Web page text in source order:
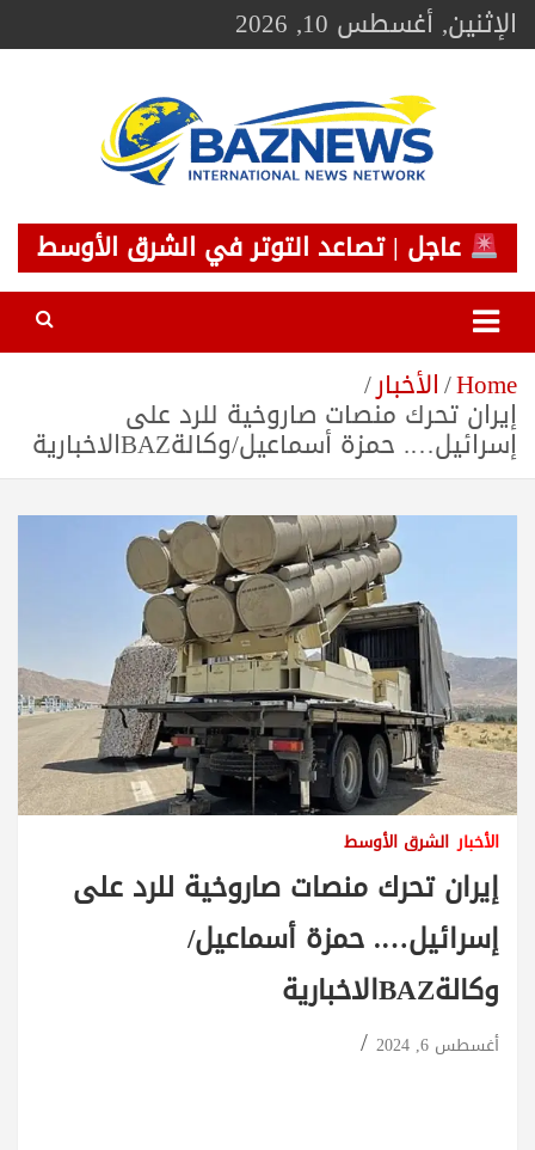
Skip
toالإثنين, أغسطس 10, 2026
BAZNEWS
شبكة باز الإخبارية
عاجل | تصاعد التوتر في الشرق الأوسط
Home الأخبار
إيران تحرك منصات صاروخية للرد على
إسرائيل…. حمزة أسماعيل/وكالةBAZالاخبارية
الأخبار الشرق الأوسط
إيران تحرك منصات صاروخية للرد على
إسرائيل…. حمزة أسماعيل/
وكالةBAZالاخبارية
أغسطس 6, 2024